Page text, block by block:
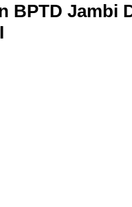
BPTD Jambi